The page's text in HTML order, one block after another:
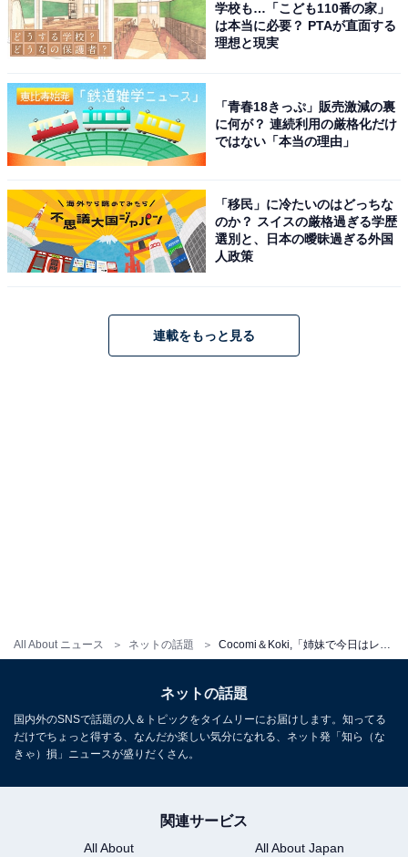
All About ニュース ネットの話題
学校も…「こども110番の家」
は本当に必要？ PTAが直面する
理想と現実
「青春18きっぷ」販売激減の裏
に何が？ 連続利用の厳格化だけ
ではない「本当の理由」
「移民」に冷たいのはどっちな
のか？ スイスの厳格過ぎる学歴
選別と、日本の曖昧過ぎる外国
人政策
連載をもっと見る
ネットの話題
国内外のSNSで話題の人＆トピックをタイムリーにお届けします。知ってる
だけでちょっと得する、なんだか楽しい気分になれる、ネット発「知ら（な
きゃ）損」ニュースが盛りだくさん。
関連サービス
All About
All About Japan